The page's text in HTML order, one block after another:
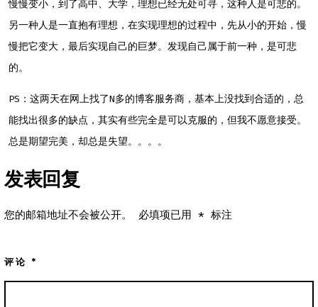
慢慢变小，到了高中、大学，理想已经无处可寻，这种人是可悲的。
另一种人是一直抱有理想，在实现理想的过程中，先从小的开始，慢
慢把它变大，最后实现自己的巨梦。发现自己属于前一种，是可悲
的。
PS：这两天在网上找了N多的博客服务商，基本上没找到合适的，总
能找出很多的缺点，其实有些完全是可以克服的，但我不愿意接受。
总是期望完美，却总是失望。。。。
发表回复
您的邮箱地址不会被公开。 必填项已用* 标注
评论*